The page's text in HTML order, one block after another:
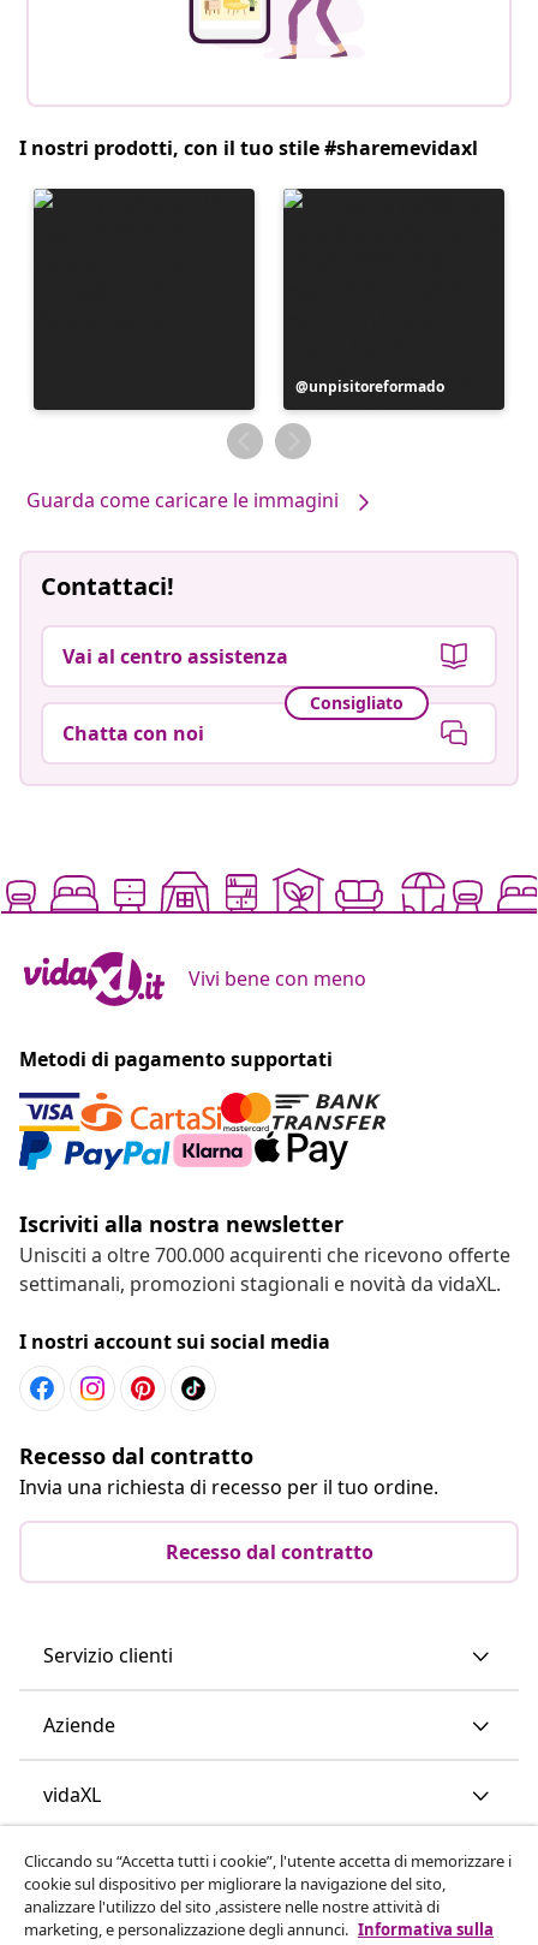
I nostri prodotti, con il tuo stile #sharemevidaxl
Post
pubblicato
da
unpisitoreformado
Guarda come caricare le immagini
Contattaci!
Vai al centro assistenza
Consigliato
Chatta con noi
Vivi bene con meno
Metodi di pagamento supportati
Iscriviti alla nostra newsletter
Unisciti a oltre 700.000 acquirenti che ricevono offerte
settimanali, promozioni stagionali e novità da vidaXL.
I nostri account sui social media
Recesso dal contratto
Invia una richiesta di recesso per il tuo ordine.
Recesso dal contratto
Servizio clienti
Aziende
vidaXL
Scopri di più
Cliccando su “Accetta tutti i cookie”, l'utente accetta di memorizzare i
cookie sul dispositivo per migliorare la navigazione del sito,
analizzare l'utilizzo del sito ,assistere nelle nostre attività di
marketing, e personalizzazione degli annunci. Informativa sulla